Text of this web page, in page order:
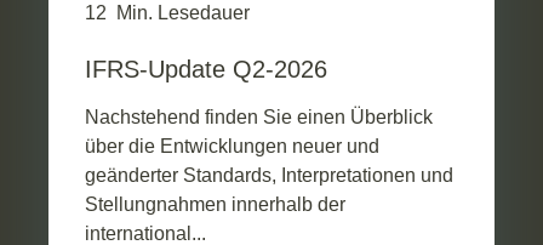
12 Min. Lesedauer
IFRS-Update Q2-2026
Nachstehend finden Sie einen Überblick
über die Entwicklungen neuer und
geänderter Standards, Interpretationen und
Stellungnahmen innerhalb der
international...